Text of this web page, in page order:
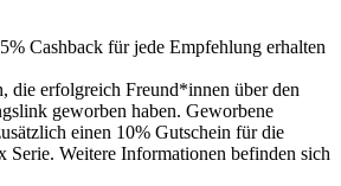
Cashback für jede Empfehlung erhalten
erfolgreich Freund*innen über den
geworben haben. Geworbene
einen 10% Gutschein für die
Weitere Informationen befinden sich